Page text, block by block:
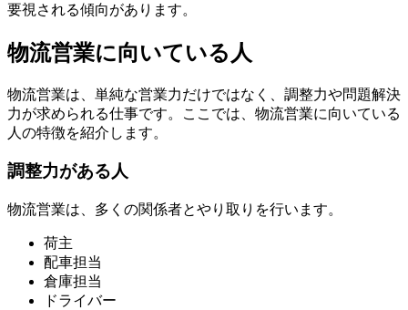
要視される傾向があります。
物流営業に向いている人
物流営業は、単純な営業力だけではなく、調整力や問題解決
力が求められる仕事です。ここでは、物流営業に向いている
人の特徴を紹介します。
調整力がある人
物流営業は、多くの関係者とやり取りを行います。
荷主
配車担当
倉庫担当
ドライバー